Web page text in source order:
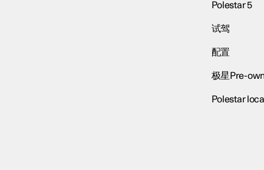
Polestar 5
试驾
配置
极星Pre-
Polestar